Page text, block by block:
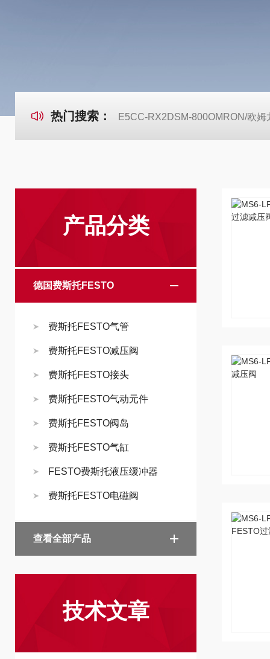
热门搜索： E5CC-RX2DSM-800OMRON/欧
产品分类
德国费斯托FESTO
费斯托FESTO气管
费斯托FESTO减压阀
费斯托FESTO接头
费斯托FESTO气动元件
费斯托FESTO阀岛
费斯托FESTO气缸
FESTO费斯托液压缓冲器
费斯托FESTO电磁阀
查看全部产品
技术文章